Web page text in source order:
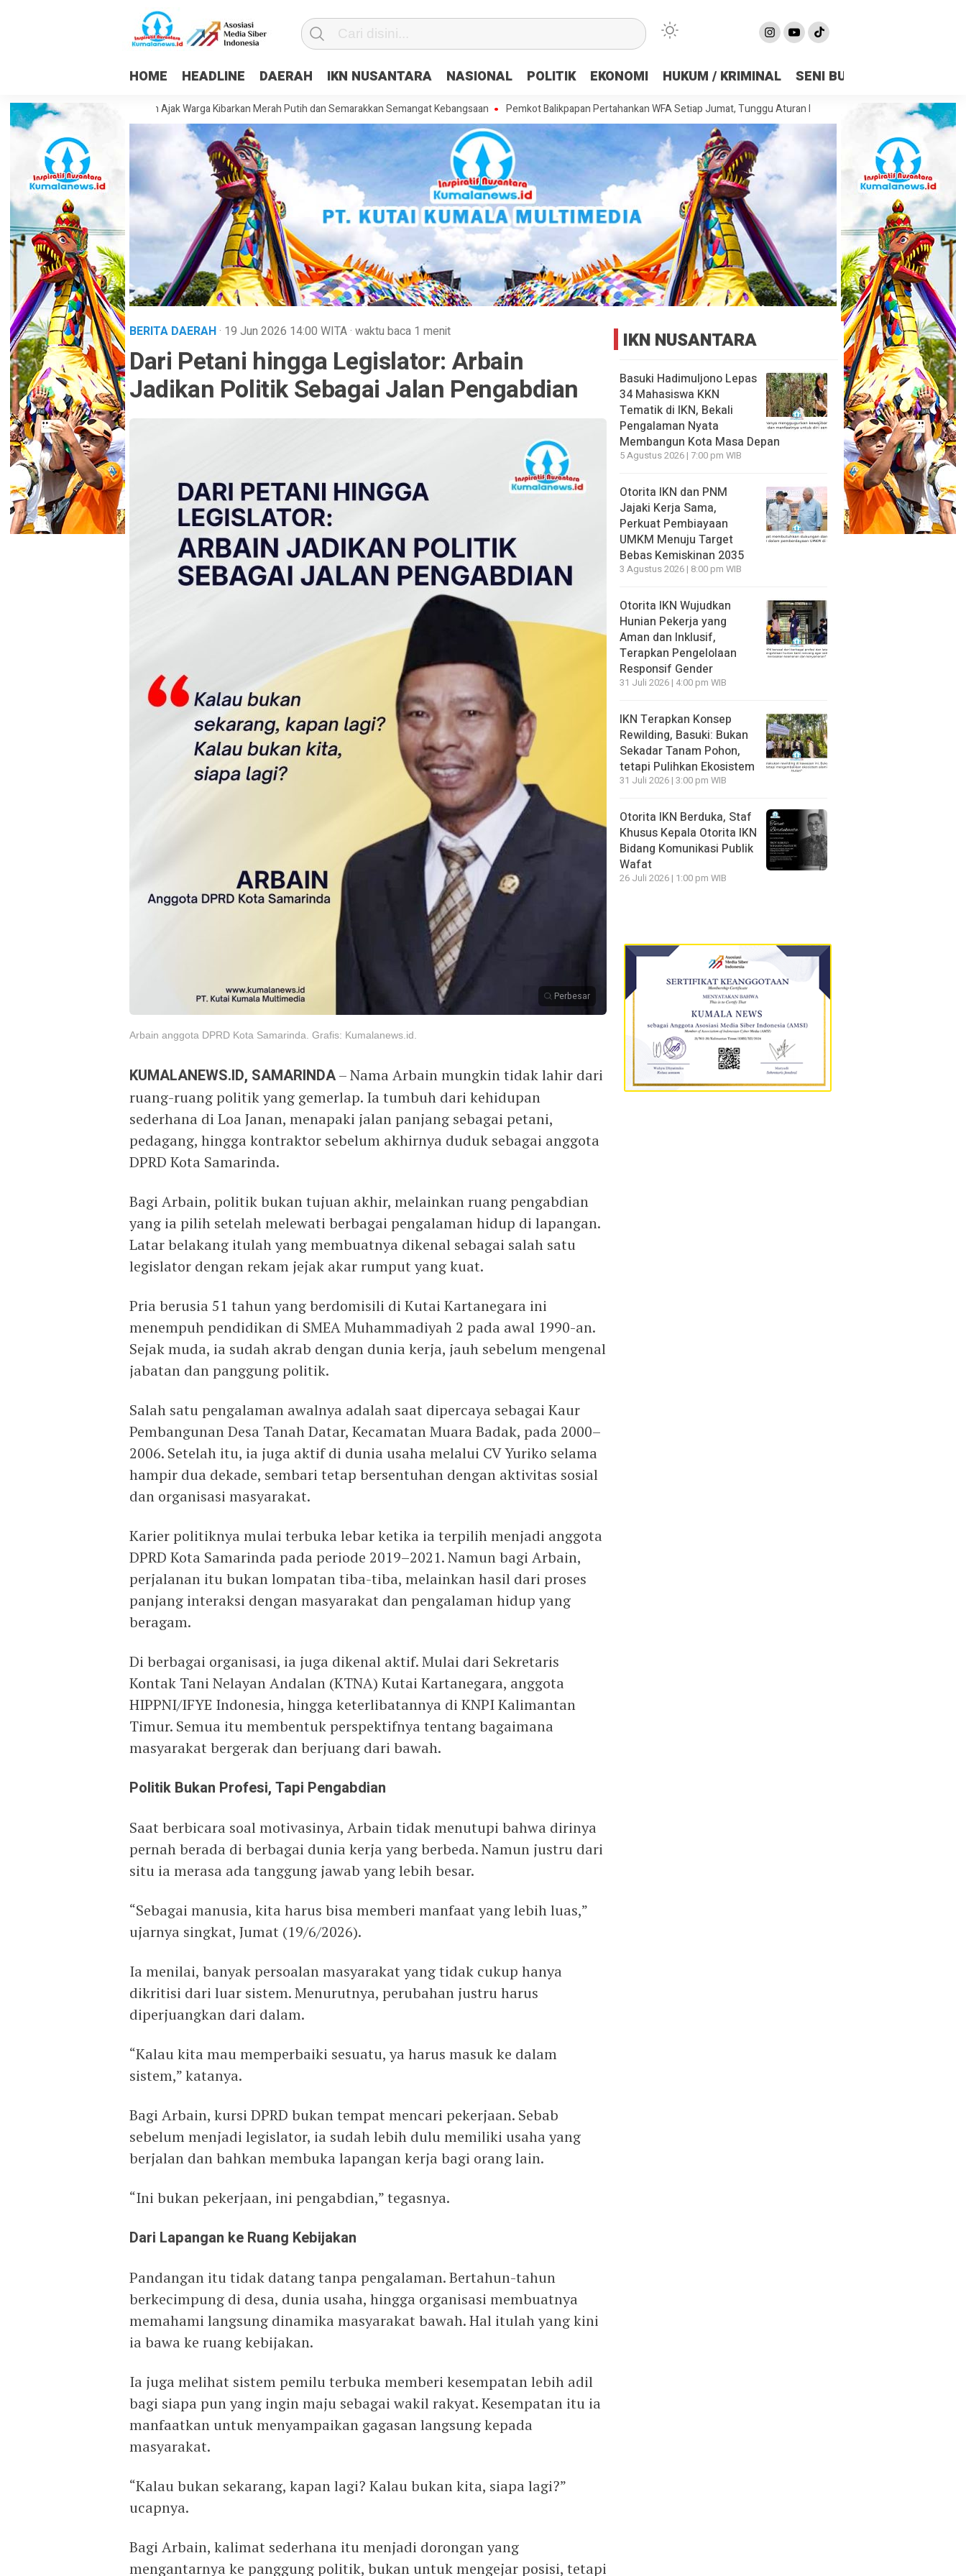
HOME HEADLINE DAERAH IKN NUSANTARA NASIONAL POLITIK EKONOMI HUKUM / KRIMINAL SENI BUDAYA
81 RI, Camat Palaran Ajak Warga Kibarkan Merah Putih dan Semarakkan Semangat Kebangsaan Pemkot Balikpapan Pertahankan WFA Setiap Jumat, Tunggu Aturan Resmi dari Pemerintah Pusat Basuki
BERITA DAERAH· 19 Jun 2026 14:00 WITA· waktu baca 1 menit
Dari Petani hingga Legislator: Arbain
Jadikan Politik Sebagai Jalan Pengabdian
Perbesar
Arbain anggota DPRD Kota Samarinda. Grafis: Kumalanews.id.
KUMALANEWS.ID, SAMARINDA– Nama Arbain mungkin tidak lahir dari
ruang-ruang politik yang gemerlap. Ia tumbuh dari kehidupan
sederhana di Loa Janan, menapaki jalan panjang sebagai petani,
pedagang, hingga kontraktor sebelum akhirnya duduk sebagai anggota
DPRD Kota Samarinda.
Bagi Arbain, politik bukan tujuan akhir, melainkan ruang pengabdian
yang ia pilih setelah melewati berbagai pengalaman hidup di lapangan.
Latar belakang itulah yang membuatnya dikenal sebagai salah satu
legislator dengan rekam jejak akar rumput yang kuat.
Pria berusia 51 tahun yang berdomisili di Kutai Kartanegara ini
menempuh pendidikan di SMEA Muhammadiyah 2 pada awal 1990-an.
Sejak muda, ia sudah akrab dengan dunia kerja, jauh sebelum mengenal
jabatan dan panggung politik.
Salah satu pengalaman awalnya adalah saat dipercaya sebagai Kaur
Pembangunan Desa Tanah Datar, Kecamatan Muara Badak, pada 2000–
2006. Setelah itu, ia juga aktif di dunia usaha melalui CV Yuriko selama
hampir dua dekade, sembari tetap bersentuhan dengan aktivitas sosial
dan organisasi masyarakat.
Karier politiknya mulai terbuka lebar ketika ia terpilih menjadi anggota
DPRD Kota Samarinda pada periode 2019–2021. Namun bagi Arbain,
perjalanan itu bukan lompatan tiba-tiba, melainkan hasil dari proses
panjang interaksi dengan masyarakat dan pengalaman hidup yang
beragam.
Di berbagai organisasi, ia juga dikenal aktif. Mulai dari Sekretaris
Kontak Tani Nelayan Andalan (KTNA) Kutai Kartanegara, anggota
HIPPNI/IFYE Indonesia, hingga keterlibatannya di KNPI Kalimantan
Timur. Semua itu membentuk perspektifnya tentang bagaimana
masyarakat bergerak dan berjuang dari bawah.
Politik Bukan Profesi, Tapi Pengabdian
Saat berbicara soal motivasinya, Arbain tidak menutupi bahwa dirinya
pernah berada di berbagai dunia kerja yang berbeda. Namun justru dari
situ ia merasa ada tanggung jawab yang lebih besar.
“Sebagai manusia, kita harus bisa memberi manfaat yang lebih luas,”
ujarnya singkat, Jumat (19/6/2026).
Ia menilai, banyak persoalan masyarakat yang tidak cukup hanya
dikritisi dari luar sistem. Menurutnya, perubahan justru harus
diperjuangkan dari dalam.
“Kalau kita mau memperbaiki sesuatu, ya harus masuk ke dalam
sistem,” katanya.
Bagi Arbain, kursi DPRD bukan tempat mencari pekerjaan. Sebab
sebelum menjadi legislator, ia sudah lebih dulu memiliki usaha yang
berjalan dan bahkan membuka lapangan kerja bagi orang lain.
“Ini bukan pekerjaan, ini pengabdian,” tegasnya.
Dari Lapangan ke Ruang Kebijakan
Pandangan itu tidak datang tanpa pengalaman. Bertahun-tahun
berkecimpung di desa, dunia usaha, hingga organisasi membuatnya
memahami langsung dinamika masyarakat bawah. Hal itulah yang kini
ia bawa ke ruang kebijakan.
Ia juga melihat sistem pemilu terbuka memberi kesempatan lebih adil
bagi siapa pun yang ingin maju sebagai wakil rakyat. Kesempatan itu ia
manfaatkan untuk menyampaikan gagasan langsung kepada
masyarakat.
“Kalau bukan sekarang, kapan lagi? Kalau bukan kita, siapa lagi?”
ucapnya.
Bagi Arbain, kalimat sederhana itu menjadi dorongan yang
mengantarnya ke panggung politik, bukan untuk mengejar posisi, tetapi
IKN NUSANTARA
Basuki Hadimuljono Lepas
34 Mahasiswa KKN
Tematik di IKN, Bekali
Pengalaman Nyata
Membangun Kota Masa Depan
5 Agustus 2026 | 7:00 pm WIB
Otorita IKN dan PNM
Jajaki Kerja Sama,
Perkuat Pembiayaan
UMKM Menuju Target
Bebas Kemiskinan 2035
3 Agustus 2026 | 8:00 pm WIB
Otorita IKN Wujudkan
Hunian Pekerja yang
Aman dan Inklusif,
Terapkan Pengelolaan
Responsif Gender
31 Juli 2026 | 4:00 pm WIB
IKN Terapkan Konsep
Rewilding, Basuki: Bukan
Sekadar Tanam Pohon,
tetapi Pulihkan Ekosistem
31 Juli 2026 | 3:00 pm WIB
Otorita IKN Berduka, Staf
Khusus Kepala Otorita IKN
Bidang Komunikasi Publik
Wafat
26 Juli 2026 | 1:00 pm WIB